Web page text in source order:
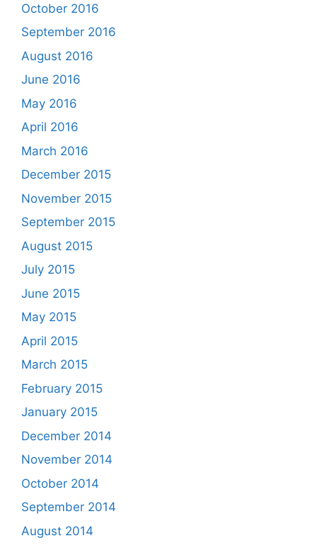
October 2016
September 2016
August 2016
June 2016
May 2016
April 2016
March 2016
December 2015
November 2015
September 2015
August 2015
July 2015
June 2015
May 2015
April 2015
March 2015
February 2015
January 2015
December 2014
November 2014
October 2014
September 2014
August 2014